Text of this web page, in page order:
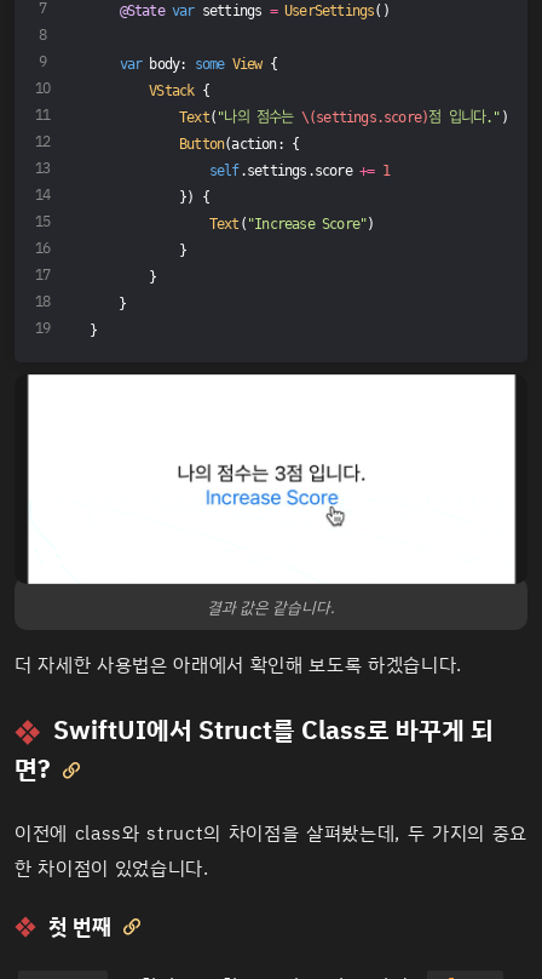
@State var settings = UserSettings()
var body: some View {
VStack {
Text( "나의 점수는 \(settings.score)점 입니다." )
Button(action: {
self.settings.score += 1
            }) {
Text ( "Increase Score")
            }
        }
    }
}
결과 값은 같습니다.
더 자세한 사용법은 아래에서 확인해 보도록 하겠습니다.
SwiftUI에서 Struct를 Class로 바꾸게 되
면? 
이전에 class와 struct의 차이점을 살펴봤는데, 두 가지의 중요
한 차이점이 있었습니다.
첫 번째 